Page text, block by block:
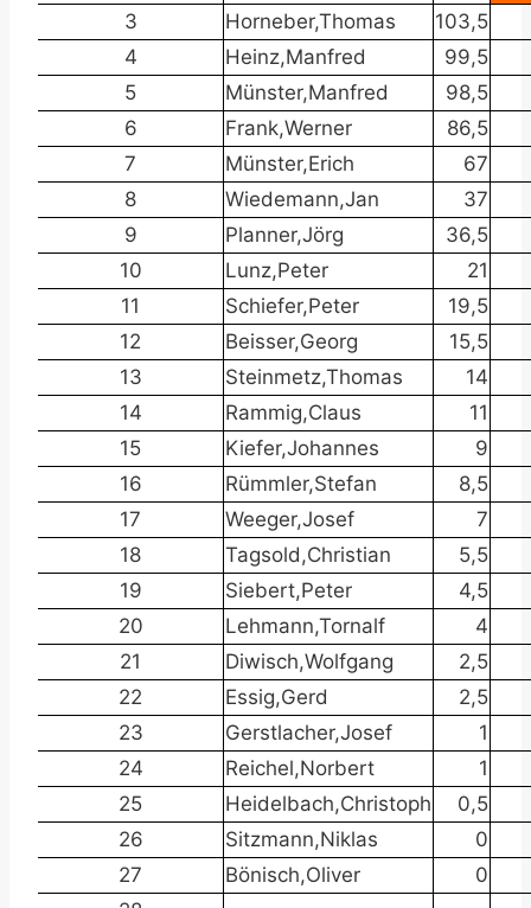
3
Horneber,Thomas
103,5
4
Heinz,Manfred
99,5
5
Münster,Manfred
98,5
6
Frank,Werner
86,5
7
Münster,Erich
67
8
Wiedemann,Jan
37
9
Planner,Jörg
36,5
10
Lunz,Peter
21
11
Schiefer,Peter
19,5
12
Beisser,Georg
15,5
13
Steinmetz,Thomas
14
14
Rammig,Claus
11
15
Kiefer,Johannes
9
16
Rümmler,Stefan
8,5
17
Weeger,Josef
7
18
Tagsold,Christian
5,5
19
Siebert,Peter
4,5
20
Lehmann,Tornalf
4
21
Diwisch,Wolfgang
2,5
22
Essig,Gerd
2,5
23
Gerstlacher,Josef
1
24
Reichel,Norbert
1
25
Heidelbach,Christoph
0,5
26
Sitzmann,Niklas
0
27
Bönisch,Oliver
0